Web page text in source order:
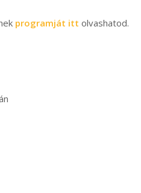
programját itt olvashatod.